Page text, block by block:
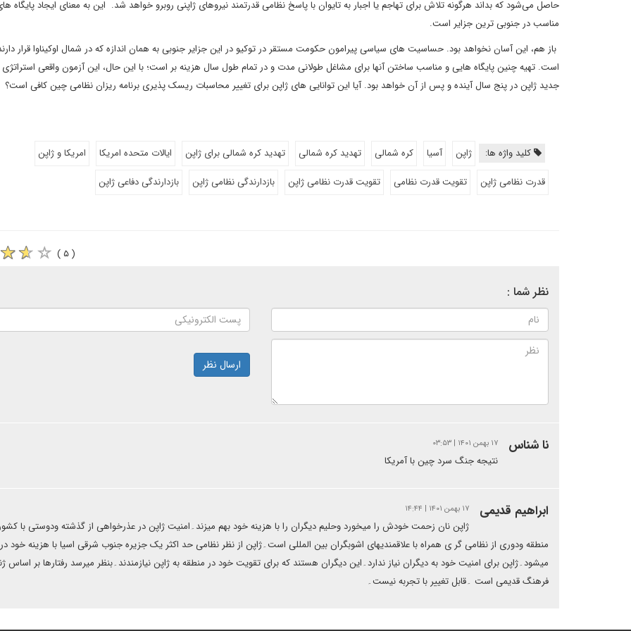
حاصل می‌شود که بداند هرگونه تلاش برای تهاجم یا اجبار به تایوان با پاسخ نظامی قدرتمند نیروهای ژاپنی روبرو خواهد شد. این به معنای ایجاد پایگاه
مناسب در جنوبی ترین جزایر است.
باز هم، این آسان نخواهد بود. حساسیت های سیاسی پیرامون حکومت مستقر در توکیو در این جزایر جنوبی به همان اندازه که در شمال اوکیناوا قرار
است. تهیه چنین پایگاه هایی و مناسب ساختن آنها برای مشاغل طولانی مدت و در تمام طول سال هزینه بر است؛ با این حال، این آزمون واقعی استراتژی
جدید ژاپن در پنج سال آینده و پس از آن خواهد بود. آیا این توانایی های ژاپن برای تغییر محاسبات ریسک پذیری برنامه ریزان نظامی چین کافی است؟
کلید واژه ها: ژاپن آسیا کره شمالی تهدید کره شمالی تهدید کره شمالی برای ژاپن ایالات متحده امریکا
امریکا و ژاپن
قدرت نظامی ژاپن
تقویت قدرت نظامی تقویت قدرت نظامی ژاپن بازدارندگی نظامی ژاپن بازدارندگی دفاعی ژاپن
( ۵ )
نظر شما :
ارسال نظر
نا شناس ۱۷ بهمن ۱۴۰۱ | ۰۳:۵۳
نتیجه جنگ سرد چین با آمریکا
ابراهیم قدیمی ۱۷ بهمن ۱۴۰۱ | ۱۴:۴۴
ژاپن نان زحمت خودش را میخورد وحلیم دیگران را با هزینه خود بهم میزند۔امنیت ژاپن در عذرخواهی از گذشته ودوستی با
منطقه ودوری از نظامی گر ی همراه با علاقمندیهای اشوبگران بین المللی است۔ژاپن از نظر نظامی حد اکثر یک جزیره جنوب شرقی اسیا با هزینه خود
میشود۔ژاپن برای امنیت خود به دیگران نیاز ندارد۔این دیگران هستند که برای تقویت خود در منطقه به ژاپن نیازمندند۔بنظر میرسد رفتارها بر اساس
فرهنگ قدیمی است ۔قابل تغییر با تجربه نیست۔